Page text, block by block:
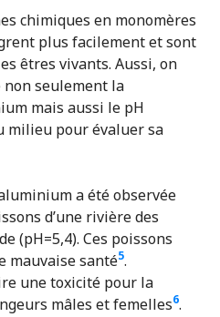
chimiques en monomères
plus facilement et sont
êtres vivants. Aussi, on
non seulement la
mais aussi le pH
milieu pour évaluer sa
a été observée
d’une rivière des
(pH=5,4). Ces poissons
mauvaise santé5.
une toxicité pour la
mâles et femelles6.